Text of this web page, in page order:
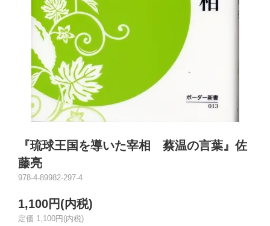
『琉球王国を導いた宰相 蔡温の言葉』佐
藤亮
978-4-89982-297-4
1,100円(内税)
定価 1,100円(内税)